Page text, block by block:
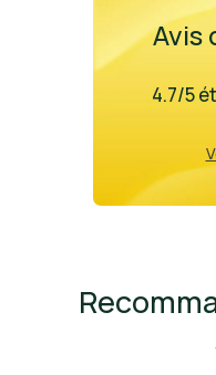
Avis
4.7/5